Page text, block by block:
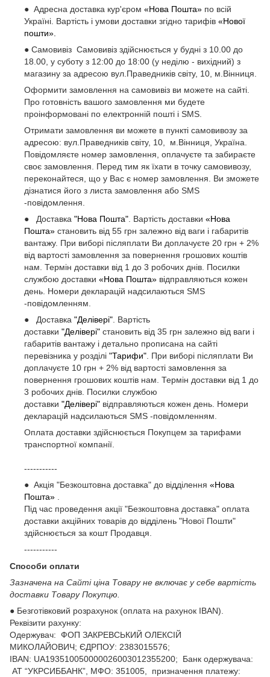
● Адресна доставка кур'єром «Нова Пошта» по всій
Україні. Вартість і умови доставки згідно тарифів «Нової
пошти».
● Самовивіз Самовивіз здійснюється у будні з 10.00 до
18.00, у суботу з 12:00 до 18:00 (у неділю - вихідний) з
магазину за адресою вул.Праведників світу, 10, м.Вінниця.
Оформити замовлення на самовивіз ви можете на сайті.
Про готовність вашого замовлення ми будете
проінформовані по електронній пошті і SMS.
Отримати замовлення ви можете в пункті самовивозу за
адресою: вул.Праведників світу, 10, м.Вінниця, Україна.
Повідомляєте номер замовлення, оплачуєте та забираєте
своє замовлення. Перед тим як їхати в точку самовивозу,
переконайтеся, що у Вас є номер замовлення. Ви зможете
дізнатися його з листа замовлення або SMS
-повідомлення.
● Доставка "Нова Пошта" . Вартість доставки «Нова
Пошта» становить від 55 грн залежно від ваги і габаритів
вантажу. При виборі післяплати Ви доплачуєте 20 грн + 2%
від вартості замовлення за повернення грошових коштів
нам. Термін доставки від 1 до 3 робочих днів. Посилки
службою доставки «Нова Пошта» відправляються кожен
день. Номери декларацій надсилаються SMS
-повідомленням.
● Доставка "Делівері" . Вартість
доставки "Делівері" становить від 35 грн залежно від ваги і
габаритів вантажу і детально прописана на сайті
перевізника у розділі "Тарифи" . При виборі післяплати Ви
доплачуєте 10 грн + 2% від вартості замовлення за
повернення грошових коштів нам. Термін доставки від 1 до
3 робочих днів. Посилки службою
доставки "Делівері" відправляються кожен день. Номери
декларацій надсилаються SMS -повідомленням.
Оплата доставки здійснюється Покупцем за тарифами
транспортної компанії.
-----------
● Акція "Безкоштовна доставка" до відділення «Нова
Пошта»
Під час проведення акції "Безкоштовна доставка" оплата
доставки акційних товарів до відділень "Нової Пошти"
здійснюється за кошт Продавця.
-----------
Способи оплати
Зазначена на Сайті ціна Товару не включає у себе вартість
доставки Товару Покупцю.
● Безготівковий розрахунок (оплата на рахунок IBAN).
Реквізити рахунку:
Одержувач: ФОП ЗАКРЕВСЬКИЙ ОЛЕКСІЙ
МИКОЛАЙОВИЧ; ЄДРПОУ: 2383015576;
ІВАN: UA193510050000026003012355200; Банк одержувача:
АТ “УКРСИББАНК”, МФО: 351005, призначення платежу: